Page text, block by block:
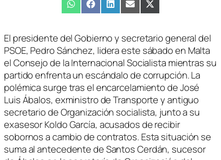
Compartir
en
WhatsAppCompartir
en
FacebookCompartir
en
LinkedInCompartir
en
EmailCompartir
en
X
(Twitter)
El presidente del Gobierno y secretario general del
PSOE, Pedro Sánchez, lidera este sábado en Malta
el Consejo de la Internacional Socialista mientras su
partido enfrenta un escándalo de corrupción. La
polémica surge tras el encarcelamiento de José
Luis Ábalos, exministro de Transporte y antiguo
secretario de Organización socialista, junto a su
exasesor Koldo García, acusados de recibir
sobornos a cambio de contratos. Esta situación se
suma al antecedente de Santos Cerdán, sucesor